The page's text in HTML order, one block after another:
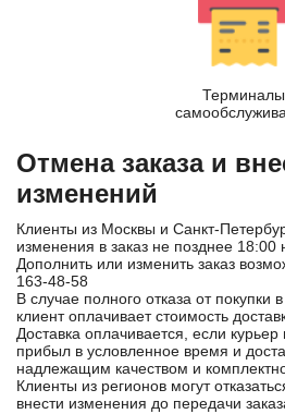
Терминалы
Отмена заказа и
изменений
Клиенты из Москвы и Санкт-
изменения в заказ не позднее 18:00
Дополнить или изменить заказ
163-48-58
В случае полного отказа от покупки
клиент оплачивает стоимость
Доставка оплачивается, если
прибыл в условленное время и
надлежащим качеством и
Клиенты из регионов могут
внести изменения до передачи